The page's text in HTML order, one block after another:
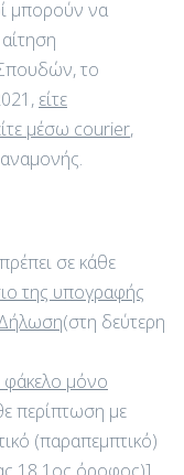
μπορούν να
το
είτε
μέσω courier,
σε κάθε
της υπογραφής
(στη δεύτερη
φάκελο μόνο
περίπτωση με
(παραπεμπτικό)